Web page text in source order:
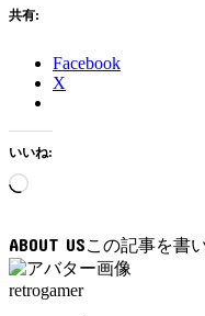
共有:
Facebook
X
いいね:
読
み
中…
ABOUT US
retrogamer